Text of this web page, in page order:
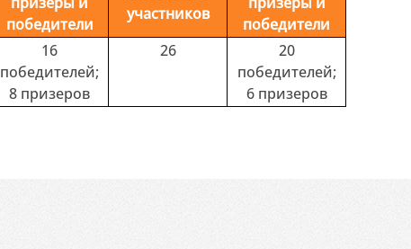
победители
участников
победители
16
победителей;
8 призеров
26
20
победителей;
6 призеров